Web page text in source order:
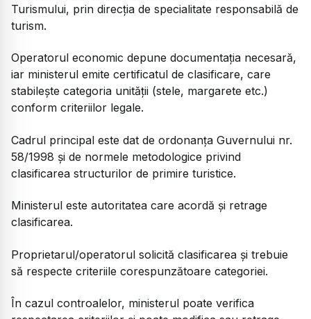
Turismului, prin direcția de specialitate responsabilă de
turism.
Operatorul economic depune documentația necesară,
iar ministerul emite certificatul de clasificare, care
stabilește categoria unității (stele, margarete etc.)
conform criteriilor legale.
Cadrul principal este dat de ordonanța Guvernului nr.
58/1998 și de normele metodologice privind
clasificarea structurilor de primire turistice.
Ministerul este autoritatea care acordă și retrage
clasificarea.
Proprietarul/operatorul solicită clasificarea și trebuie
să respecte criteriile corespunzătoare categoriei.
În cazul controalelor, ministerul poate verifica